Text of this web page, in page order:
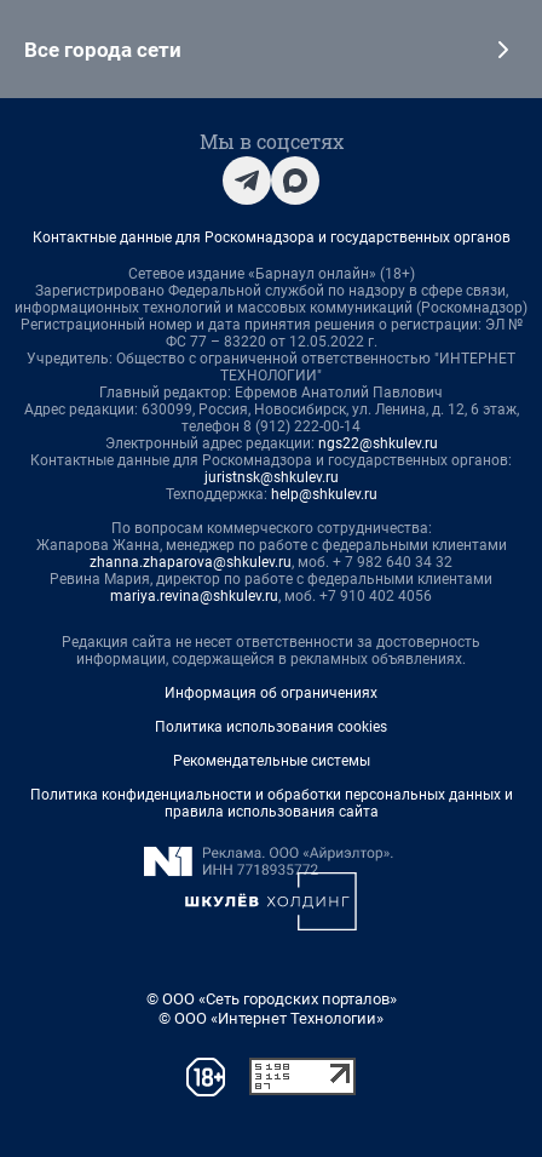
Все города сети
Мы в соцсетях
Контактные данные для Роскомнадзора и государственных органов
Сетевое издание «Барнаул онлайн» (18+)
Зарегистрировано Федеральной службой по надзору в сфере связи,
информационных технологий и массовых коммуникаций (Роскомнадзор)
Регистрационный номер и дата принятия решения о регистрации: ЭЛ №
ФС 77 – 83220 от 12.05.2022 г.
Учредитель: Общество с ограниченной ответственностью "ИНТЕРНЕТ
ТЕХНОЛОГИИ"
Главный редактор: Ефремов Анатолий Павлович
Адрес редакции: 630099, Россия, Новосибирск, ул. Ленина, д. 12, 6 этаж,
телефон 8 (912) 222-00-14
Электронный адрес редакции: ngs22@shkulev.ru
Контактные данные для Роскомнадзора и государственных органов:
juristnsk@shkulev.ru
Техподдержка: help@shkulev.ru
По вопросам коммерческого сотрудничества:
Жапарова Жанна, менеджер по работе с федеральными клиентами
zhanna.zhaparova@shkulev.ru, моб. + 7 982 640 34 32
Ревина Мария, директор по работе с федеральными клиентами
mariya.revina@shkulev.ru, моб. +7 910 402 4056
Редакция сайта не несет ответственности за достоверность
информации, содержащейся в рекламных объявлениях.
Информация об ограничениях
Политика использования cookies
Рекомендательные системы
Политика конфиденциальности и обработки персональных данных и
правила использования сайта
© ООО «Сеть городских порталов»
© ООО «Интернет Технологии»